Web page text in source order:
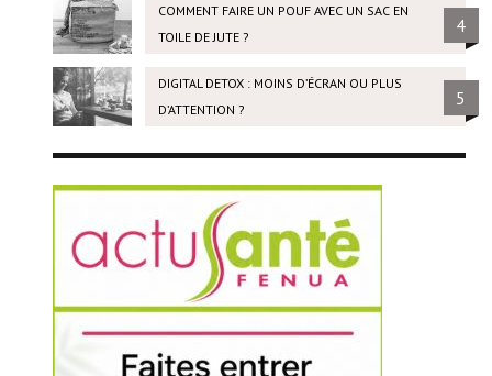
COMMENT FAIRE UN POUF AVEC UN SAC EN
TOILE DE JUTE ?
4
DIGITAL DETOX : MOINS D’ÉCRAN OU PLUS
D’ATTENTION ?
5